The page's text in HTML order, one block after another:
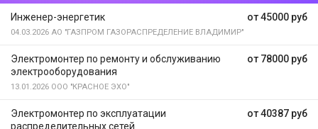
от 45000 руб
Инженер-энергетик
04.03.2026 АО "ГАЗПРОМ ГАЗОРАСПРЕДЕЛЕНИЕ ВЛАДИМИР"
от 78000 руб
Электромонтер по ремонту и обслуживанию
электрооборудования
13.01.2026 ООО "КРАСНОЕ ЭХО"
от 40387 руб
Электромонтер по эксплуатации
распределительных сетей